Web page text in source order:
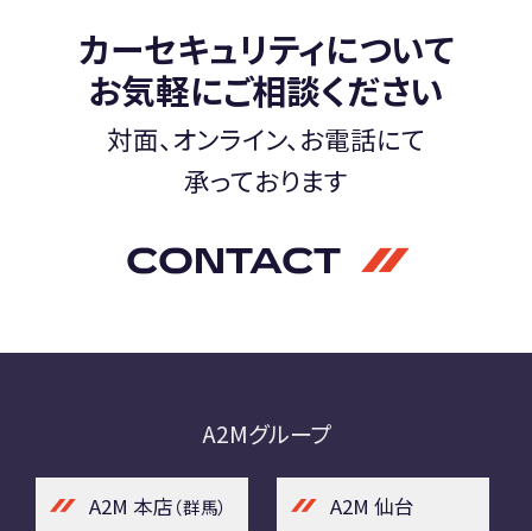
カーセキュリティについて
お気軽にご相談ください
対面、オンライン、お電話にて
承っております
CONTACT
A2Mグループ
A2M 本店（群馬） A2M 仙台